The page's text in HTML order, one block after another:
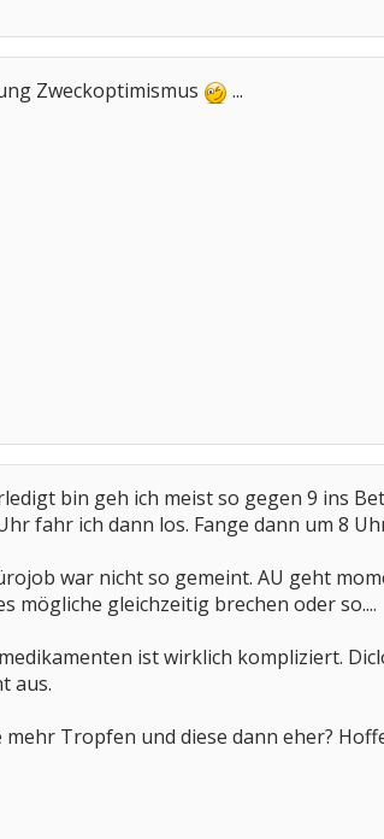
Zweckoptimismus ...
bin geh ich meist so gegen 9 ins
fahr ich dann los. Fange dann um 8
war nicht so gemeint. AU geht
mögliche gleichzeitig brechen oder so....
ist wirklich kompliziert.
aus.
mehr Tropfen und diese dann eher?